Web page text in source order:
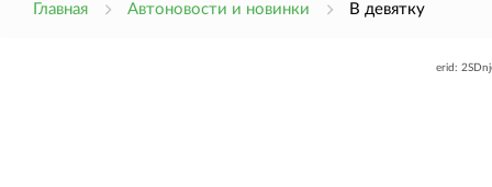
Главная Автоновости и новинки В девятку
erid: